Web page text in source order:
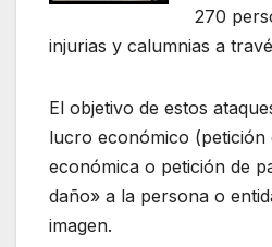
270
injurias y calumnias a
El objetivo de estos
lucro económico (petición
económica o petición de
daño» a la persona o
imagen.